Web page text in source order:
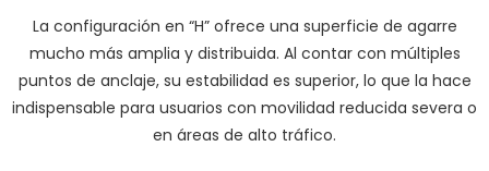
La configuración en “H” ofrece una superficie de agarre
mucho más amplia y distribuida. Al contar con múltiples
puntos de anclaje, su estabilidad es superior, lo que la hace
indispensable para usuarios con movilidad reducida severa o
en áreas de alto tráfico.